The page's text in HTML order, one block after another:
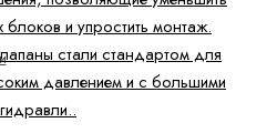
и упростить монтаж.
стали стандартом для
давлением и с большими